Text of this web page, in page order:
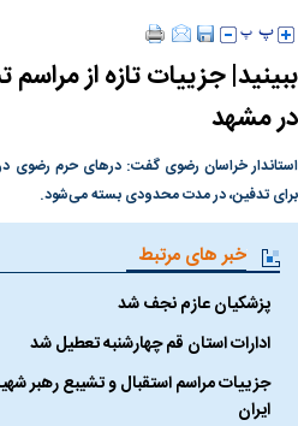
ببینید| جزییات تازه از
در مشهد
استاندار خراسان رضوی گفت: درهای حرم رضوی
برای تدفین، در مدت محدودی بسته می‌شود.
خبر های مرتبط
پزشکیان عازم نجف شد
ادارات استان قم چهارشنبه تعطیل شد
جزییات مراسم استقبال و تشیبع رهبر
ایران